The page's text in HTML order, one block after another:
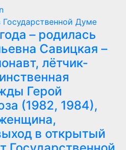
Думе
– родилась
Савицкая –
лётчик-
Герой
(1982, 1984),
в открытый